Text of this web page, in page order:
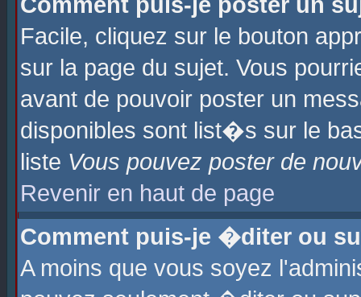
Facile, cliquez sur le bouton
sur la page du sujet. Vous
avant de pouvoir poster un
disponibles sont list�s sur le
liste Vous pouvez poster de
Revenir en haut de page
Comment puis-je �diter ou
A moins que vous soyez